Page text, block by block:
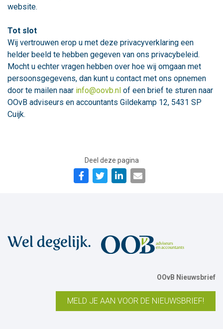
website.
Tot slot
Wij vertrouwen erop u met deze privacyverklaring een
helder beeld te hebben gegeven van ons privacybeleid.
Mocht u echter vragen hebben over hoe wij omgaan met
persoonsgegevens, dan kunt u contact met ons opnemen
door te mailen naar info@oovb.nl of een brief te sturen naar
OOvB adviseurs en accountants Gildekamp 12, 5431 SP
Cuijk.
Deel deze pagina
OOvB Nieuwsbrief
MELD JE AAN VOOR DE NIEUWSBRIEF!